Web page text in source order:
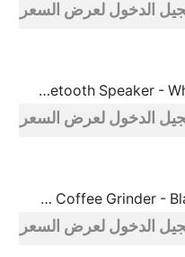
الدخول لعرض السعر
JBL Charge6 Splashproof Portable Bluetooth Speaker - White
الدخول لعرض السعر
LePresso Macinare Coffee Grinder - Black
الدخول لعرض السعر